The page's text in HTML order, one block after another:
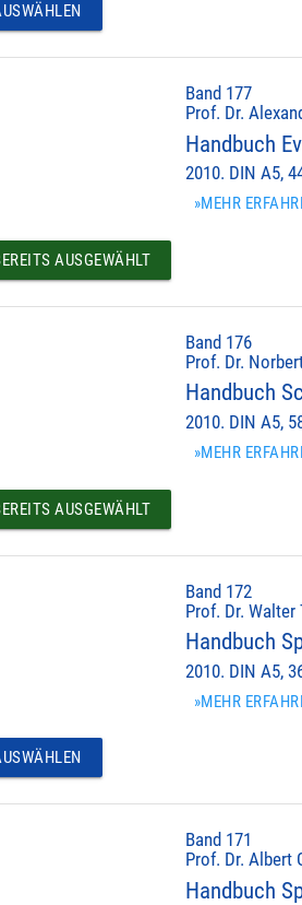
Band 177
Prof. Dr.
Handbuch
2010. DIN A5,
»MEHR
AUSGEWÄHLT
Band 176
Prof. Dr.
Handbuch
2010. DIN A5,
»MEHR
AUSGEWÄHLT
Band 172
Prof. Dr.
Handbuch
2010. DIN A5,
»MEHR
Band 171
Prof. Dr. Albert
Handbuch